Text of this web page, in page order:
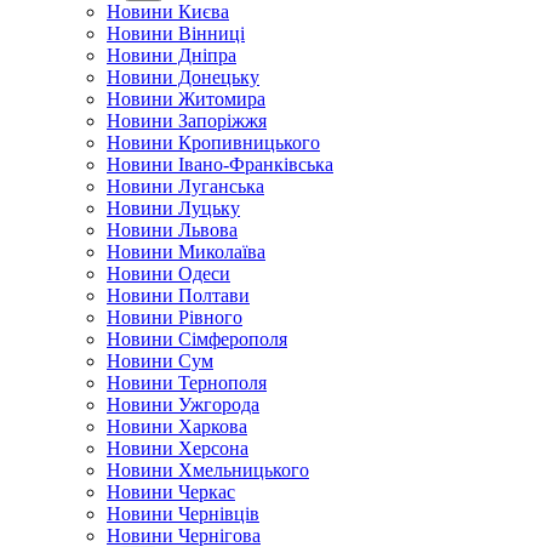
Новини Києва
Новини Вінниці
Новини Дніпра
Новини Донецьку
Новини Житомира
Новини Запоріжжя
Новини Кропивницького
Новини Івано-Франківська
Новини Луганська
Новини Луцьку
Новини Львова
Новини Миколаїва
Новини Одеси
Новини Полтави
Новини Рівного
Новини Сімферополя
Новини Сум
Новини Тернополя
Новини Ужгорода
Новини Харкова
Новини Херсона
Новини Хмельницького
Новини Черкас
Новини Чернівців
Новини Чернігова